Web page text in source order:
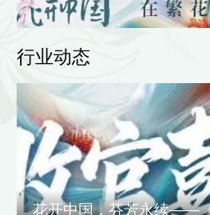
行业动态
电话：010-64759716 反馈邮箱：